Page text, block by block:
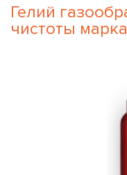
Гелий
чистоты